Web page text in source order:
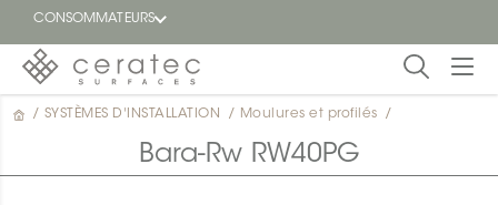
CONSOMMATEURS
En
vedette
/ SYSTÈMES D'INSTALLATION / Moulures et profilés /
Bara-Rw RW40PG